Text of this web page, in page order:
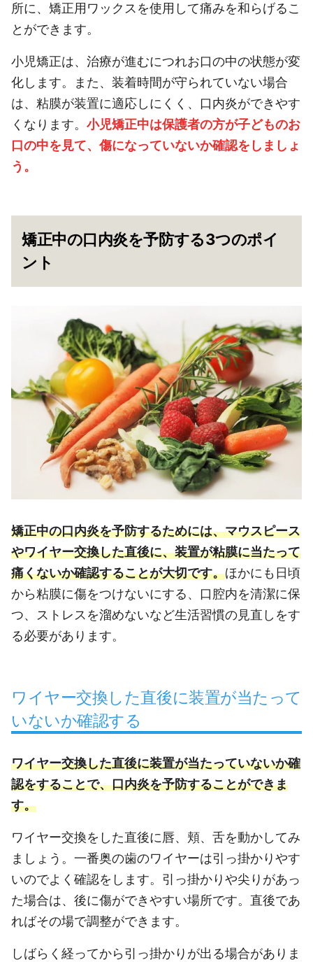
所に、矯正用ワックスを使用して痛みを和らげるこ
とができます。
小児矯正は、治療が進むにつれお口の中の状態が変
化します。また、装着時間が守られていない場合
は、粘膜が装置に適応しにくく、口内炎ができやす
くなります。 小児矯正中は保護者の方が子どものお
口の中を見て、傷になっていないか確認をしましょ
う。
矯正中の口内炎を予防する3つのポイ
ント
矯正中の口内炎を予防するためには、マウスピース
やワイヤー交換した直後に、装置が粘膜に当たって
痛くないか確認することが大切です。ほかにも日頃
から粘膜に傷をつけないにする、口腔内を清潔に保
つ、ストレスを溜めないなど生活習慣の見直しをす
る必要があります。
ワイヤー交換した直後に装置が当たって
いないか確認する
ワイヤー交換した直後に装置が当たっていないか確
認をすることで、口内炎を予防することができま
す。
ワイヤー交換をした直後に唇、頬、舌を動かしてみ
ましょう。一番奥の歯のワイヤーは引っ掛かりやす
いのでよく確認をします。引っ掛かりや尖りがあっ
た場合は、後に傷ができやすい場所です。直後であ
ればその場で調整ができます。
しばらく経ってから引っ掛かりが出る場合がありま